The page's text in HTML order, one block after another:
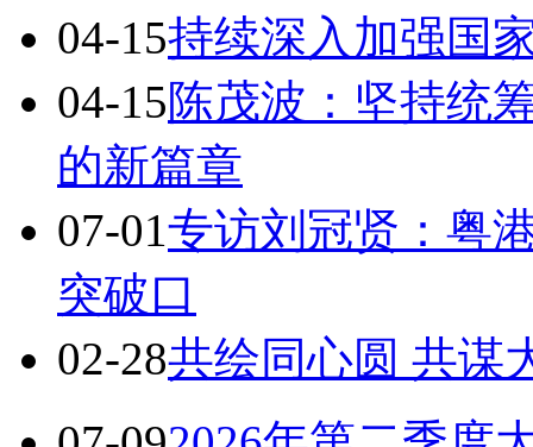
04-15持续深入加强国
04-15陈茂波：坚持统
的新篇章
07-01专访刘冠贤：粤
突破口
02-28共绘同心圆 共谋